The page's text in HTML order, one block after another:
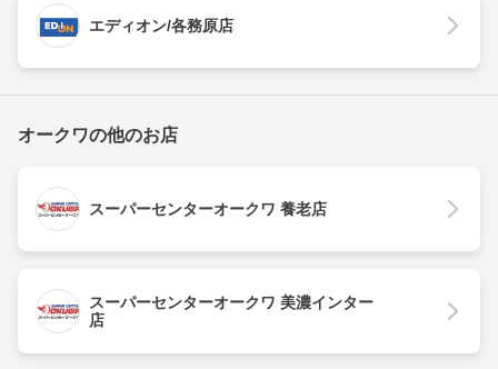
エディオン/各務原店
オークワの他のお店
スーパーセンターオークワ 養老店
スーパーセンターオークワ 美濃インター
店